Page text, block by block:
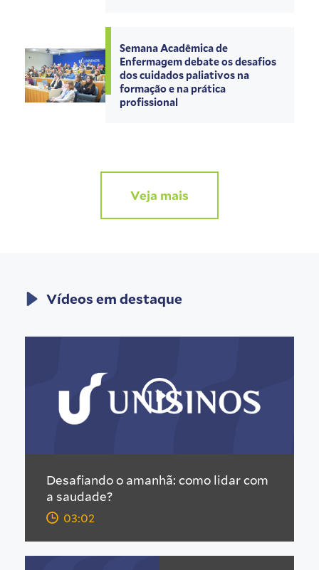
Semana Acadêmica de
Enfermagem debate os desafios
dos cuidados paliativos na
formação e na prática
profissional
Veja mais
Vídeos em destaque
Desafiando o amanhã: como lidar com
a saudade?
03:02